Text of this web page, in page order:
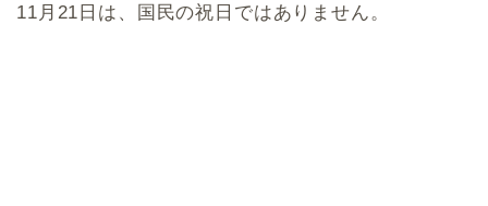
11月21日は、国民の祝日ではありません。